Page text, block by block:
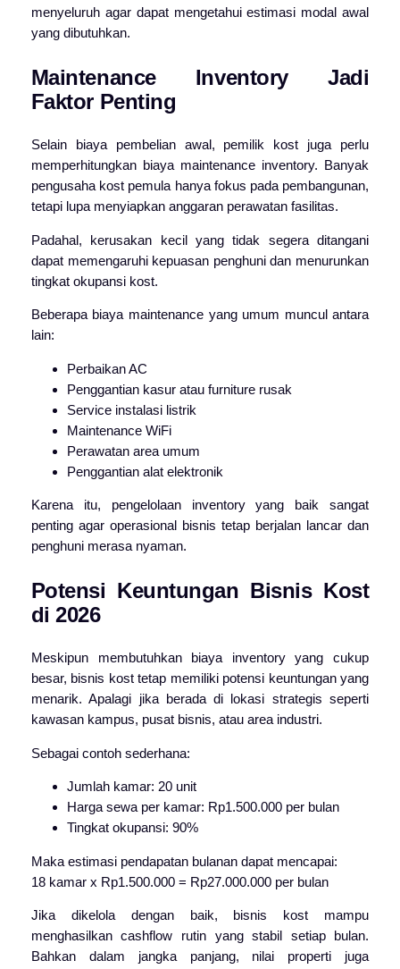
menyeluruh agar dapat mengetahui estimasi modal awal
yang dibutuhkan.
Maintenance Inventory Jadi
Faktor Penting
Selain biaya pembelian awal, pemilik kost juga perlu
memperhitungkan biaya maintenance inventory. Banyak
pengusaha kost pemula hanya fokus pada pembangunan,
tetapi lupa menyiapkan anggaran perawatan fasilitas.
Padahal, kerusakan kecil yang tidak segera ditangani
dapat memengaruhi kepuasan penghuni dan menurunkan
tingkat okupansi kost.
Beberapa biaya maintenance yang umum muncul antara
lain:
Perbaikan AC
Penggantian kasur atau furniture rusak
Service instalasi listrik
Maintenance WiFi
Perawatan area umum
Penggantian alat elektronik
Karena itu, pengelolaan inventory yang baik sangat
penting agar operasional bisnis tetap berjalan lancar dan
penghuni merasa nyaman.
Potensi Keuntungan Bisnis Kost
di 2026
Meskipun membutuhkan biaya inventory yang cukup
besar, bisnis kost tetap memiliki potensi keuntungan yang
menarik. Apalagi jika berada di lokasi strategis seperti
kawasan kampus, pusat bisnis, atau area industri.
Sebagai contoh sederhana:
Jumlah kamar: 20 unit
Harga sewa per kamar: Rp1.500.000 per bulan
Tingkat okupansi: 90%
Maka estimasi pendapatan bulanan dapat mencapai:
18 kamar x Rp1.500.000 = Rp27.000.000 per bulan
Jika dikelola dengan baik, bisnis kost mampu
menghasilkan cashflow rutin yang stabil setiap bulan.
Bahkan dalam jangka panjang, nilai properti juga